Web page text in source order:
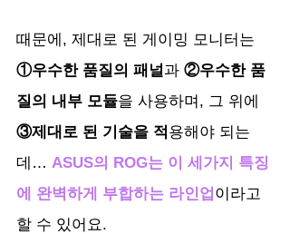
때문에, 제대로 된 게이밍 모니터는
①우수한 품질의 패널과 ②우수한 품
질의 내부 모듈을 사용하며, 그 위에
③제대로 된 기술을 적용해야 되는
데… ASUS의 ROG는 이 세가지 특징
에 완벽하게 부합하는 라인업 이라고
할 수 있어요.